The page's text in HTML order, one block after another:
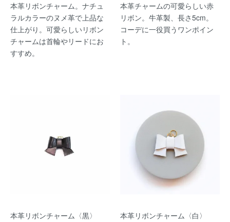
本革リボンチャーム。ナチュ
ラルカラーのヌメ革で上品な
仕上がり。可愛らしいリボン
チャームは首輪やリードにお
すすめ。
本革チャームの可愛らしい赤
リボン。牛革製、長さ5cm。
コーデに一役買うワンポイン
ト。
本革リボンチャーム〈黒〉
本革リボンチャーム〈白〉